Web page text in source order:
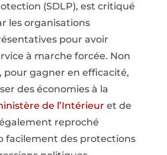
(SDLP), est critiqué
les organisations
pour avoir
à marche forcée. Non
pour gagner en efficacité,
des économies à la
de l’Intérieur et de
reproché
facilement des protections